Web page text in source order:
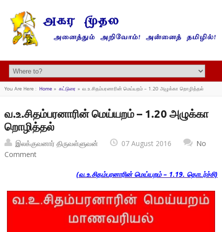
You Are Here : Home» கட்டுரை » வ.உ.சிதம்பரனாரின் மெய்யறம் – 1.20 அழுக்கா றொழித்தல்
வ.உ.சிதம்பரனாரின் மெய்யறம் – 1.20 அழுக்கா
றொழித்தல்
இலக்குவனார் திருவள்ளுவன் 07 August 2016
No
Comment
(வ.உ.சிதம்பரனாரின் மெய்யறம் – 1.19. தொடர்ச்சி)